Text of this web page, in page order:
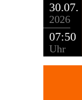
30.07.
2026
07:50
Uhr